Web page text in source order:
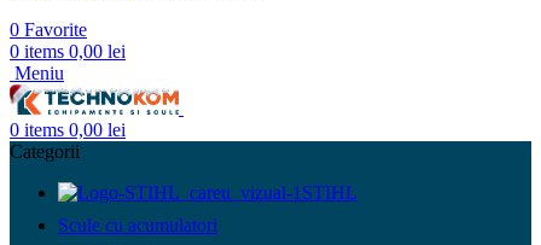
0 Favorite
0 items 0,00 lei
Meniu
0 items 0,00 lei
Categorii
STIHL
Scule cu acumulatori